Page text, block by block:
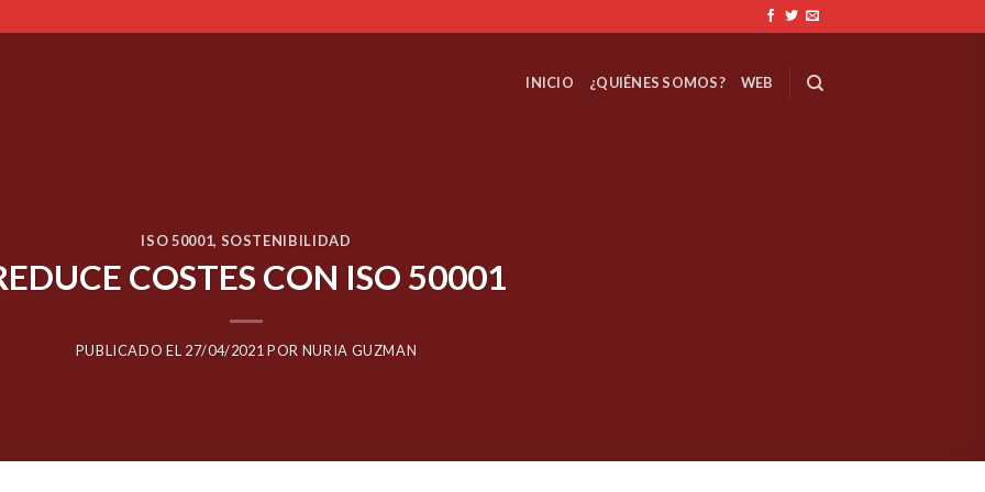
INICIO ¿QUIÉNES SOMOS? WEB
ISO 50001, SOSTENIBILIDAD
COSTES CON ISO 50001
PUBLICADO EL 27/04/2021 POR NURIA GUZMAN